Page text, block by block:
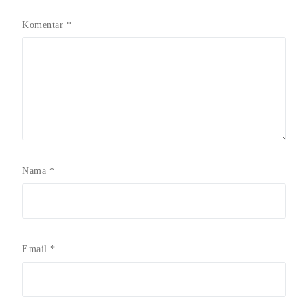
Komentar *
Nama *
Email *